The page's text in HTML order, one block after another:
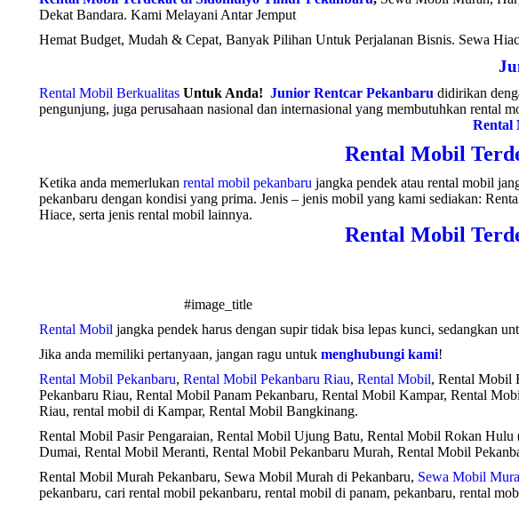
Dekat Bandara. Kami Melayani Antar Jemput
Hemat Budget, Mudah & Cepat, Banyak Pilihan Untuk Perjalanan Bisnis. Sewa
Rental Mobil Berkualitas Untuk Anda! Junior Rentcar Pekanbaru didirikan
pengunjung, juga perusahaan nasional dan internasional yang membutuhkan rental
Rental
Rental Mobil
Ketika anda memerlukan rental mobil pekanbaru jangka pendek atau rental mobil
pekanbaru dengan kondisi yang prima. Jenis – jenis mobil yang kami sediakan:
Hiace, serta jenis rental mobil lainnya.
Rental Mobil
#image_title
Rental Mobil jangka pendek harus dengan supir tidak bisa lepas kunci, sedangkan
Jika anda memiliki pertanyaan, jangan ragu untuk menghubungi kami!
Rental Mobil Pekanbaru, Rental Mobil Pekanbaru Riau, Rental Mobil, Rental Mobil
Pekanbaru Riau, Rental Mobil Panam Pekanbaru, Rental Mobil Kampar, Rental
Riau, rental mobil di Kampar, Rental Mobil Bangkinang.
Rental Mobil Pasir Pengaraian, Rental Mobil Ujung Batu, Rental Mobil Rokan
Dumai, Rental Mobil Meranti, Rental Mobil Pekanbaru Murah, Rental Mobil
Rental Mobil Murah Pekanbaru, Sewa Mobil Murah di Pekanbaru, Sewa Mobil
pekanbaru, cari rental mobil pekanbaru, rental mobil di panam, pekanbaru, rental